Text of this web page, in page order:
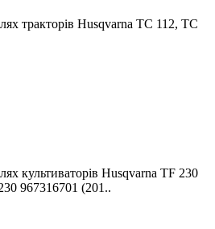
тракторів Husqvarna TС 112, TС
культиваторів Husqvarna TF 230
967316701 (201..